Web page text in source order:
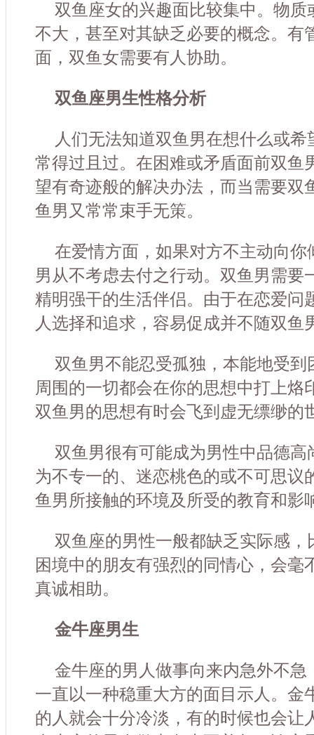
双鱼座女的兴趣面比较集中。物质
不大，甚至对其缺乏必要的概念。有
面，双鱼女需要有人协助。
双鱼座男生性格分析
人们无法知道双鱼男在想什么或
常得过且过。在困难或矛盾面前双鱼
望有奇迹般的解决办法，而当需要双
鱼男又常常束手无策。
在爱情方面，如果对方不主动向你
男从不考虑去付之行动。双鱼男需要
精明强干的生活伴侣。由于在恋爱问
人选择和追求，容易促成并不随双鱼
双鱼男不能忍受孤独，本能地受到
周围的一切都会在你的思想中打上烙
双鱼男的思想有时会飞到虚无缥缈的
双鱼男很有可能成为男性中品德高
为不专一的、迷恋桃色的或不可思议
鱼男所接触的环境及所受的教育和影
双鱼座的男性一般都缺乏实际感，
困境中的朋友有强烈的同情心，会毫
真诚相助。
金牛座男生
金牛座的男人做事向来内急外不急
一直以一种稳重大方的面目示人。金
的人就会十分冷淡，有的时候也会让